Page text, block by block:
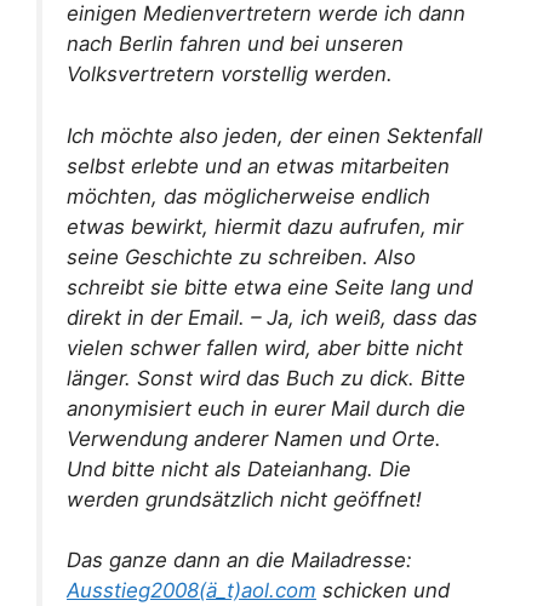
einigen Medienvertretern werde ich dann
nach Berlin fahren und bei unseren
Volksvertretern vorstellig werden.
Ich möchte also jeden, der einen Sektenfall
selbst erlebte und an etwas mitarbeiten
möchten, das möglicherweise endlich
etwas bewirkt, hiermit dazu aufrufen, mir
seine Geschichte zu schreiben. Also
schreibt sie bitte etwa eine Seite lang und
direkt in der Email. – Ja, ich weiß, dass das
vielen schwer fallen wird, aber bitte nicht
länger. Sonst wird das Buch zu dick. Bitte
anonymisiert euch in eurer Mail durch die
Verwendung anderer Namen und Orte.
Und bitte nicht als Dateianhang. Die
werden grundsätzlich nicht geöffnet!
Das ganze dann an die Mailadresse:
Ausstieg2008(ä_t)aol.com schicken und